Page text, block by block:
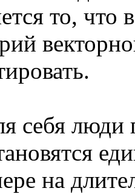
то, что
себя
на